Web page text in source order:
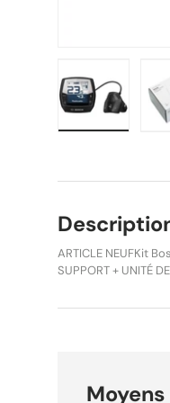
ARTICLE NEUFKit Bosch
SUPPORT + UNITÉ DE
anthracite — écran +
automatiquement